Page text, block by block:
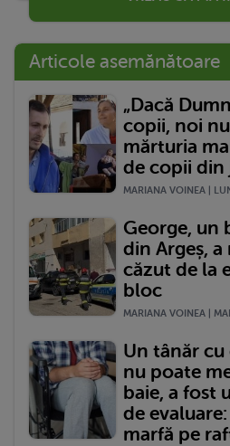
Articole asemănătoare
„Dacă
copii, noi
mărturia
de copii din
MARIANA VOINEA |
George, un
din Argeș,
căzut de la
bloc
MARIANA VOINEA |
Un tânăr
nu poate
baie, a fost
de
marfă pe